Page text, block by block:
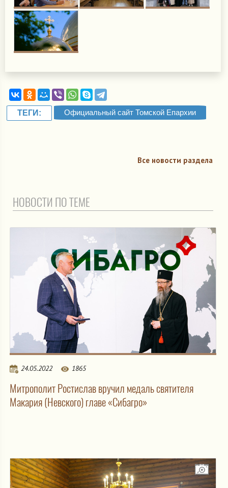
ТЕГИ: Официальный сайт Томской Епархии
Все новости раздела
НОВОСТИ ПО ТЕМЕ
24.05.2022 1865
Митрополит Ростислав вручил медаль святителя
Макария (Невского) главе «Сибагро»